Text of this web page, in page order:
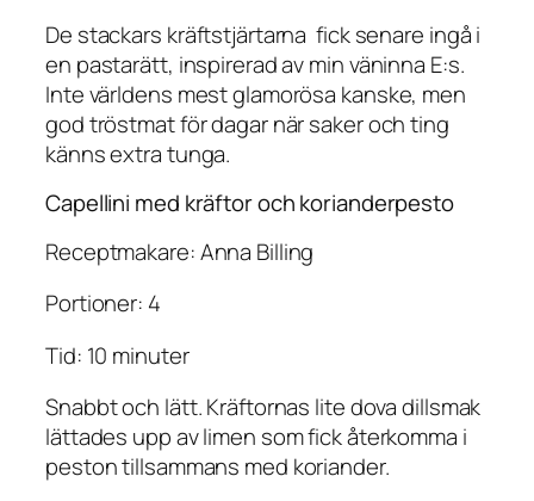
De stackars kräftstjärtarna fick senare ingå i
en pastarätt, inspirerad av min väninna E:s.
Inte världens mest glamorösa kanske, men
god tröstmat för dagar när saker och ting
känns extra tunga.
Capellini med kräftor och korianderpesto
Receptmakare: Anna Billing
Portioner: 4
Tid: 10 minuter
Snabbt och lätt. Kräftornas lite dova dillsmak
lättades upp av limen som fick återkomma i
peston tillsammans med koriander.